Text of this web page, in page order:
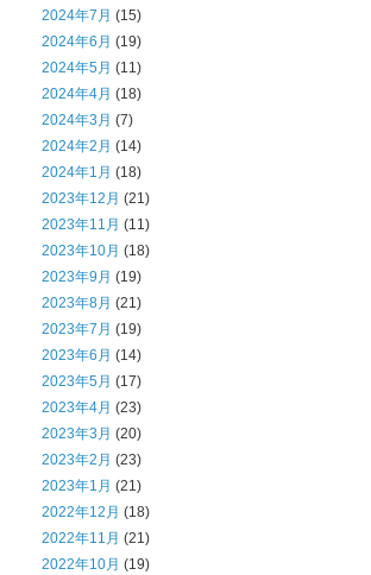
2024年7月 (15)
2024年6月 (19)
2024年5月 (11)
2024年4月 (18)
2024年3月 (7)
2024年2月 (14)
2024年1月 (18)
2023年12月 (21)
2023年11月 (11)
2023年10月 (18)
2023年9月 (19)
2023年8月 (21)
2023年7月 (19)
2023年6月 (14)
2023年5月 (17)
2023年4月 (23)
2023年3月 (20)
2023年2月 (23)
2023年1月 (21)
2022年12月 (18)
2022年11月 (21)
2022年10月 (19)